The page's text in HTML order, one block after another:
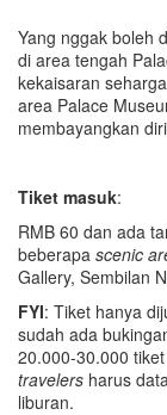
Yang nggak boleh
di area tengah
kekaisaran
area Palace
membayangkan
Tiket masuk:
RMB 60 dan ada
beberapa scenic
Gallery, Sembilan
FYI: Tiket hanya
sudah ada
20.000-30.000
travelers harus
liburan.